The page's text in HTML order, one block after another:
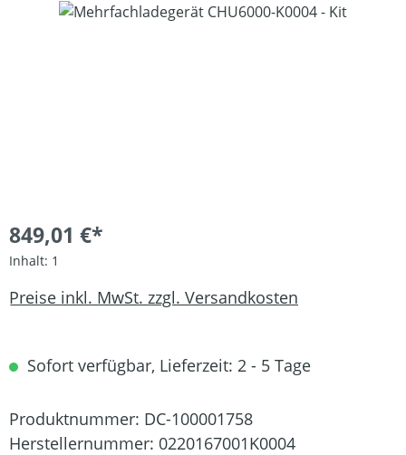
Bildergalerie überspringen
849,01 €*
Inhalt: 1
Preise inkl. MwSt. zzgl. Versandkosten
Sofort verfügbar, Lieferzeit: 2 - 5 Tage
Produktnummer: DC-100001758
Herstellernummer: 0220167001K0004